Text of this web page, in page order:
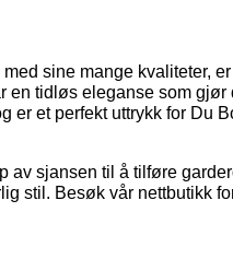
med sine mange kvaliteter,
en tidløs eleganse som
er et perfekt uttrykk for Du
av sjansen til å tilføre
stil. Besøk vår nettbutikk